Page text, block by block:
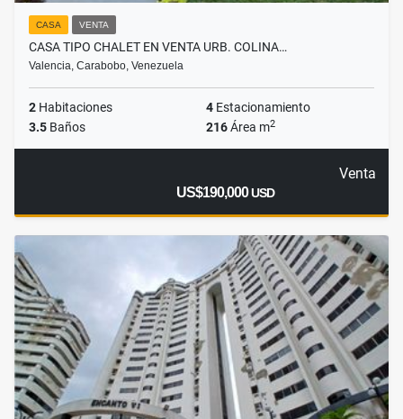
CASA VENTA
CASA TIPO CHALET EN VENTA URB. COLINA…
Valencia, Carabobo, Venezuela
2 Habitaciones 4 Estacionamiento
3.5 Baños 216Área m2
Venta
US$190,000USD